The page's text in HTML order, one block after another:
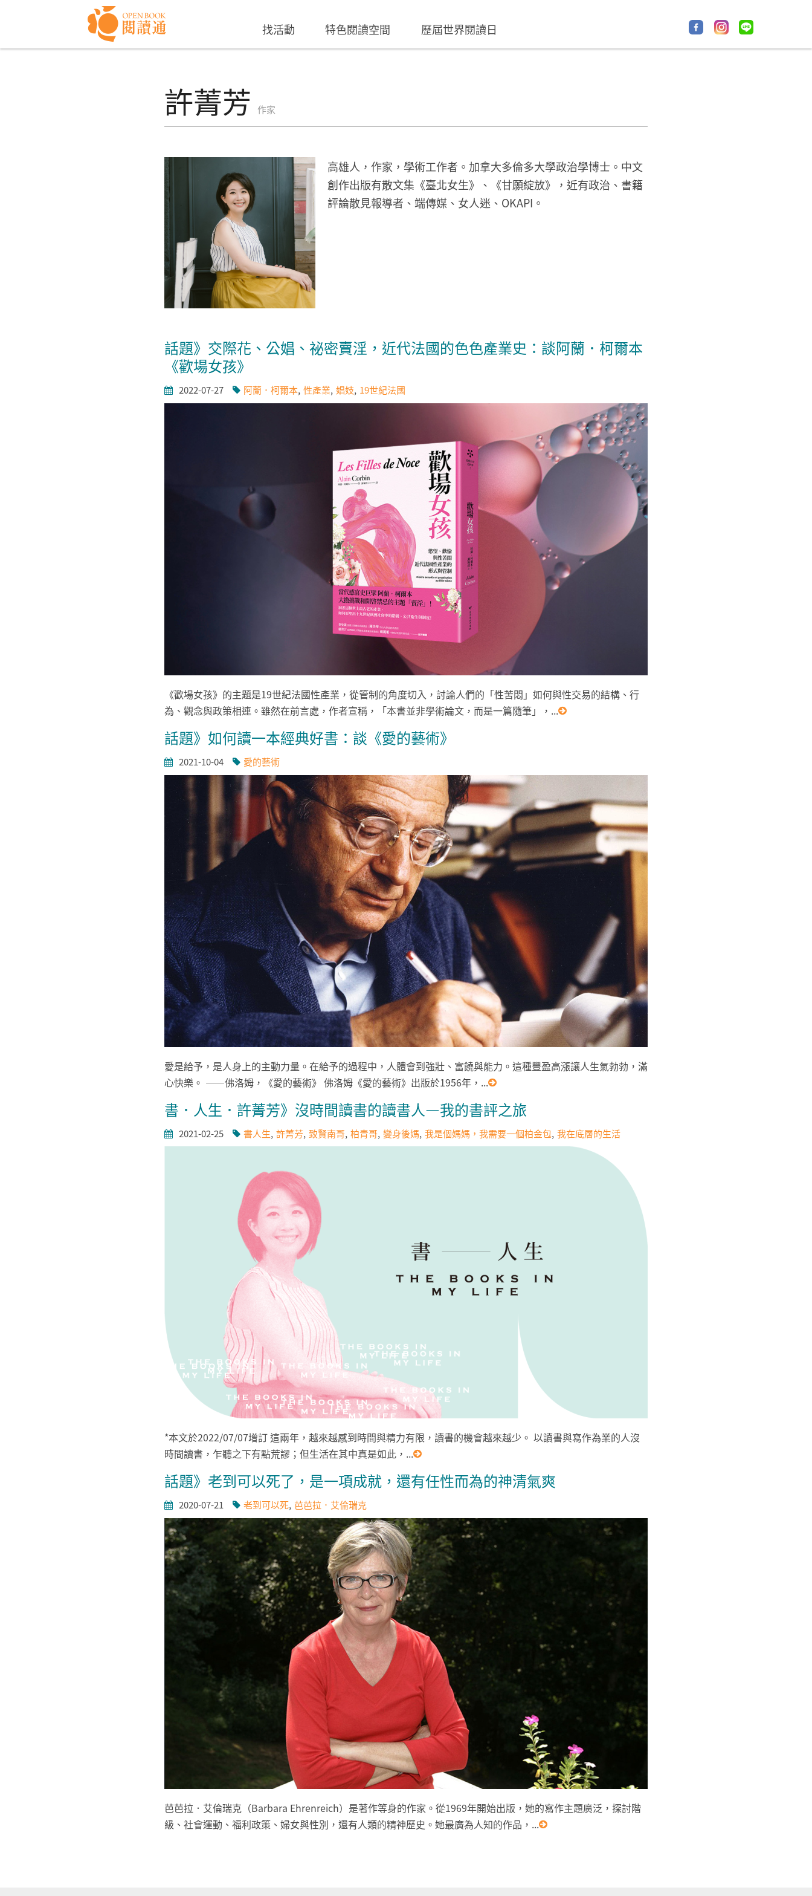
找活動 特色閱讀空間 歷屆世界閱讀日
許菁芳 作家
高雄人，作家，學術工作者。加拿大多倫多大學政治學博士。中文
創作出版有散文集《臺北女生》、《甘願綻放》，近有政治、書籍
評論散見報導者、端傳媒、女人迷、OKAPI。
話題》交際花、公娼、祕密賣淫，近代法國的色色產業史：談阿蘭．柯爾本
《歡場女孩》
2022-07-27 阿蘭．柯爾本 性產業 娼妓 19世紀法國
《歡場女孩》的主題是19世紀法國性產業，從管制的角度切入，討論人們的「性苦悶」如何與性交易的結構、行
為、觀念與政策相連。雖然在前言處，作者宣稱，「本書並非學術論文，而是一篇隨筆」，...
話題》如何讀一本經典好書：談《愛的藝術》
2021-10-04 愛的藝術
愛是給予，是人身上的主動力量。在給予的過程中，人體會到強壯、富饒與能力。這種豐盈高漲讓人生氣勃勃，滿
心快樂。 ——佛洛姆，《愛的藝術》 佛洛姆《愛的藝術》出版於1956年，...
書．人生．許菁芳》沒時間讀書的讀書人—我的書評之旅
2021-02-25 書人生 許菁芳 致賢南哥 柏青哥 變身後媽 我是個媽媽，我需要一個柏金包 我在底層的生活
*本文於2022/07/07增訂 這兩年，越來越感到時間與精力有限，讀書的機會越來越少。 以讀書與寫作為業的人沒
時間讀書，乍聽之下有點荒謬；但生活在其中真是如此，...
話題》老到可以死了，是一項成就，還有任性而為的神清氣爽
2020-07-21 老到可以死 芭芭拉．艾倫瑞克
芭芭拉．艾倫瑞克（Barbara Ehrenreich）是著作等身的作家。從1969年開始出版，她的寫作主題廣泛，探討階
級、社會運動、福利政策、婦女與性別，還有人類的精神歷史。她最廣為人知的作品，...